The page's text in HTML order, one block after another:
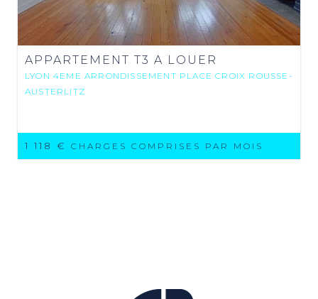
APPARTEMENT T3 A LOUER
LYON 4EME ARRONDISSEMENT PLACE CROIX ROUSSE-
AUSTERLITZ
1 118 € CHARGES COMPRISES PAR MOIS